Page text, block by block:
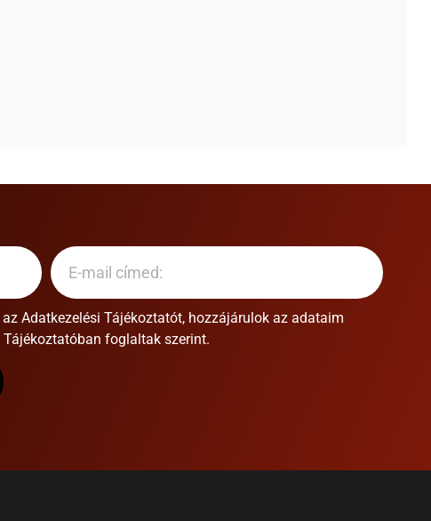
Adatkezelési Tájékoztatót, hozzájárulok az adataim
Tájékoztatóban foglaltak szerint.